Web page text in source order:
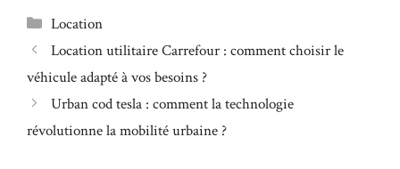
Catégories
Location
Location utilitaire Carrefour : comment choisir le
véhicule adapté à vos besoins ?
Urban cod tesla : comment la technologie
révolutionne la mobilité urbaine ?